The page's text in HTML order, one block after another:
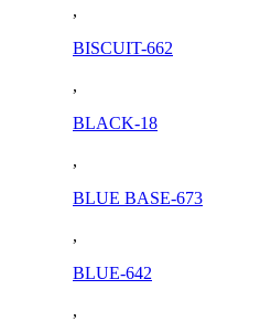
,
BISCUIT-662
,
BLACK-18
,
BLUE BASE-673
,
BLUE-642
,